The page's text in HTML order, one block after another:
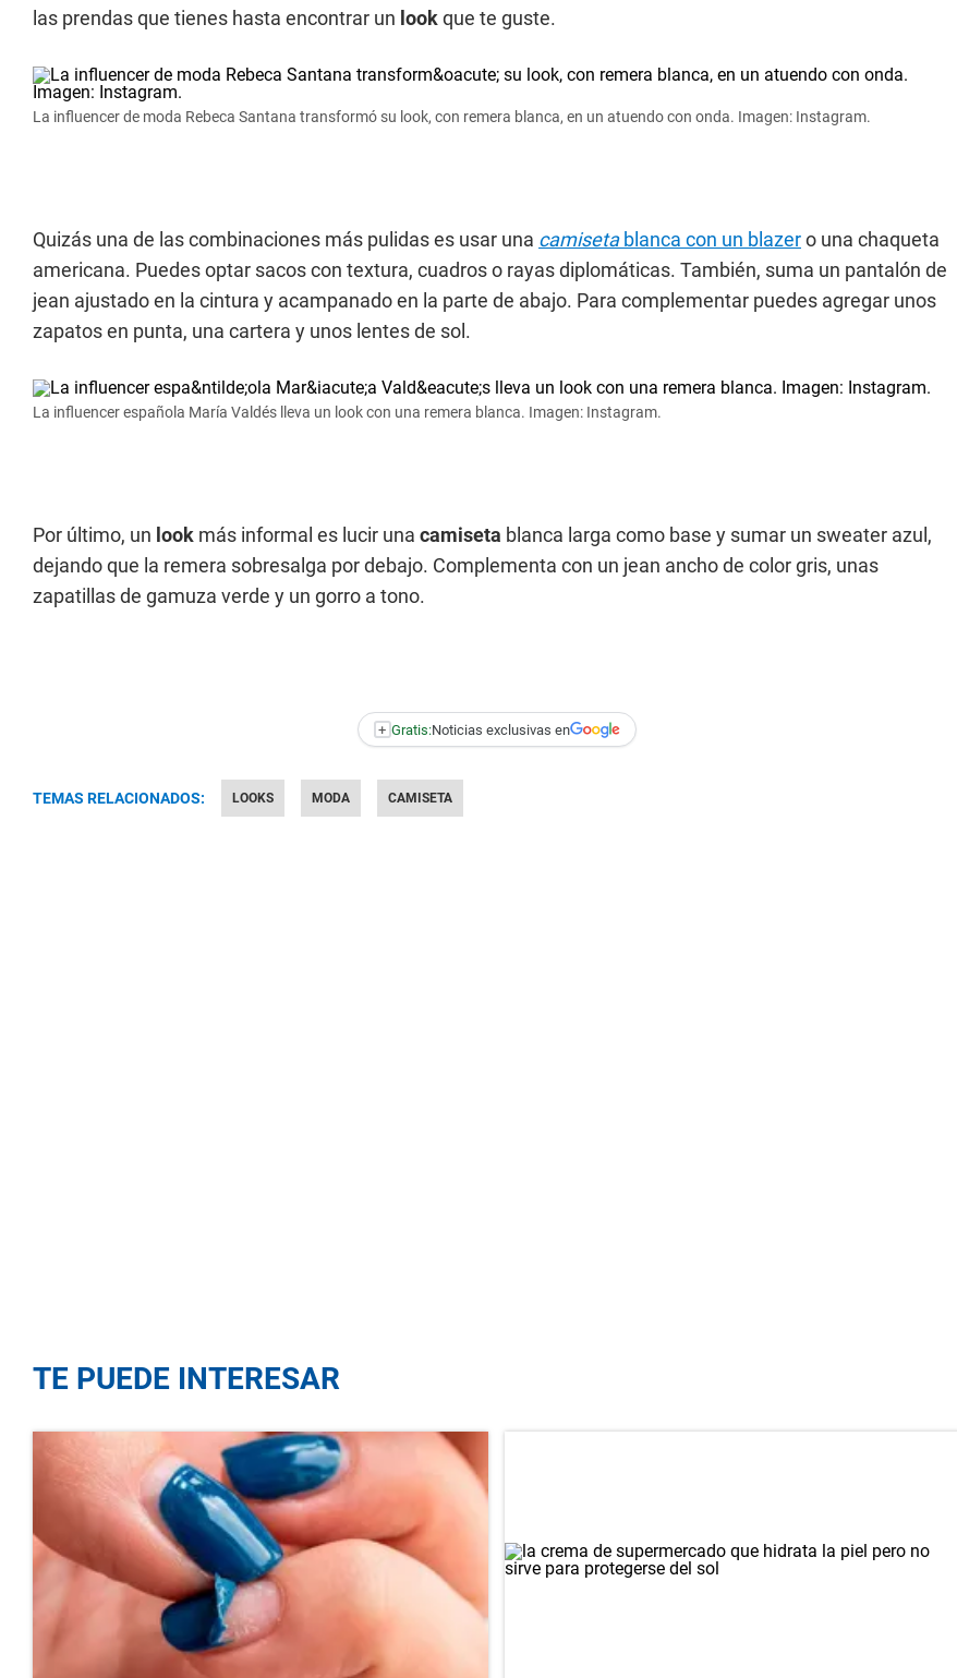
las prendas que tienes hasta encontrar un lookque te guste.
La influencer de moda Rebeca Santana transformó su look, con remera blanca, en un atuendo con onda. Imagen: Instagram.
Quizás una de las combinaciones más pulidas es usar una camisetablanca con un blazero una chaqueta
americana. Puedes optar sacos con textura, cuadros o rayas diplomáticas. También, suma un pantalón de
jean ajustado en la cintura y acampanado en la parte de abajo. Para complementar puedes agregar unos
zapatos en punta, una cartera y unos lentes de sol.
La influencer española María Valdés lleva un look con una remera blanca. Imagen: Instagram.
Por último, un look más informal es lucir una camiseta blanca larga como base y sumar un sweater azul,
dejando que la remera sobresalga por debajo. Complementa con un jean ancho de color gris, unas
zapatillas de gamuza verde y un gorro a tono.
+ Gratis:Noticias exclusivas en
TEMAS RELACIONADOS: LOOKS MODA CAMISETA
TE PUEDE INTERESAR